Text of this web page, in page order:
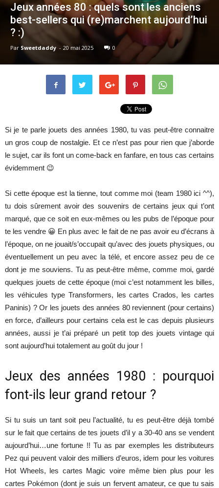
Jeux années 80 : quels sont les anciens
best-sellers qui (re)marchent aujourd’hui
? :)
Par Sweetdaddy - 20 mai 2025 0
Si je te parle jouets des années 1980, tu vas peut-être connaitre
un gros coup de nostalgie. Et ce n’est pas pour rien que j’aborde
le sujet, car ils font un come-back en fanfare, en tous cas certains
évidemment 😉
Si cette époque est la tienne, tout comme moi (team 1980 ici ^^),
tu dois sûrement avoir des souvenirs de certains jeux qui t’ont
marqué, que ce soit en eux-mêmes ou les pubs de l’époque pour
te les vendre 😀 En plus avec le fait de ne pas avoir eu d’écrans à
l’époque, on ne jouait/s’occupait qu’avec des jouets physiques, ou
éventuellement un peu avec la télé, et encore assez peu de ce
dont je me souviens. Tu as peut-être même, comme moi, gardé
quelques jouets de cette époque (moi c’est notamment les billes,
les véhicules type Transformers, les cartes Crados, les cartes
Paninis) ? Or les jouets des années 80 reviennent (pour certains)
en force, d’ailleurs pour certains cela est le cas depuis plusieurs
années, aussi je t’ai préparé un petit top des jouets vintage qui
sont aujourd’hui totalement au goût du jour !
Jeux des années 1980 : pourquoi
font-ils leur grand retour ?
Si tu suis un tant soit peu l’actualité, tu es peut-être déjà tombé
sur le fait que certains de tes jouets d’il y a 30-40 ans se vendent
aujourd’hui…une fortune !! Tu as par exemples les distributeurs
Pez qui peuvent valoir des milliers d’euros, idem pour les voitures
Hot Wheels, les cartes Magic voire même bien plus pour les
cartes Pokémon (dont je suis un fervent amateur, ce que tu sais